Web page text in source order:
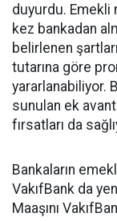
duyurdu. Emekli
kez bankadan
belirlenen
tutarına göre
yararlanabiliyor.
sunulan ek
fırsatları da
Bankaların
VakıfBank da
Maaşını